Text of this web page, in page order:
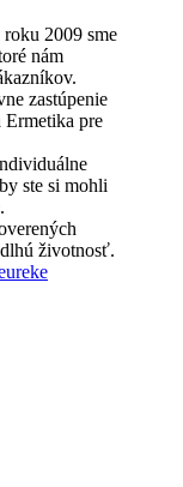
2009 sme
nám
zastúpenie
Ermetika pre
ste si mohli
životnosť.